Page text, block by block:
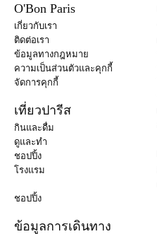
O'Bon Paris
เกี่ยวกับเรา
ติดต่อเรา
ข้อมูลทางกฎหมาย
ความเป็นส่วนตัวและคุกกี้
จัดการคุกกี้
เที่ยวปารีส
กินและดื่ม
ดูและทำ
ชอปปิ้ง
โรงแรม
ชอปปิ้ง
ข้อมูลการเดินทาง